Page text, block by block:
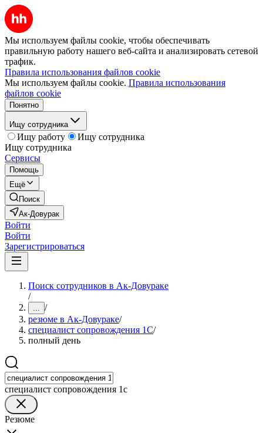
Мы используем файлы cookie, чтобы обеспечивать
правильную работу нашего веб-сайта и анализировать сетевой
трафик.
Правила использования файлов cookie
Мы используем файлы cookie. Правила использования
файлов cookie
Понятно
Ищу сотрудника
Ищу работу
Ищу сотрудника
Ищу сотрудника
Сервисы
Помощь
Ещё
Поиск
Ак-Довурак
Войти
Войти
Зарегистрироваться
Поиск сотрудников в Ак-Довураке
/
... /
резюме в Ак-Довураке/
специалист сопровождения 1С/
полный день
специалист сопровождения 1с
Резюме